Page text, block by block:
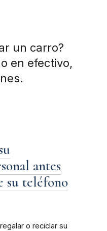
un carro?
en efectivo,
antes
su teléfono
o reciclar su